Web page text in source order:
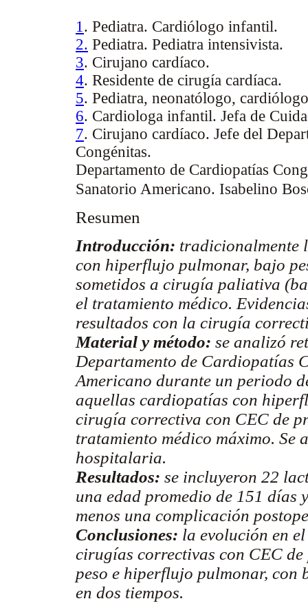
1. Pediatra. Cardiólogo infantil.
2. Pediatra. Pediatra intensivista.
3. Cirujano cardíaco.
4. Residente de cirugía cardíaca.
5. Pediatra, neonatólogo,
6. Cardiologa infantil. Jefa de
7. Cirujano cardíaco. Jefe del
Congénitas.
Departamento de Cardiopatías
Sanatorio Americano. Isabelino
Resumen
Introducción: tradicionalmente
con hiperflujo pulmonar, bajo
sometidos a cirugía paliativa
el tratamiento médico.
resultados con la cirugía
Material y método: se analizó
Departamento de Cardiopatías
Americano durante un periodo
aquellas cardiopatías con
cirugía correctiva con CEC de
tratamiento médico máximo.
hospitalaria.
Resultados: se incluyeron 22
una edad promedio de 151 días
menos una complicación
Conclusiones: la evolución en
cirugías correctivas con CEC
peso e hiperflujo pulmonar,
en dos tiempos.